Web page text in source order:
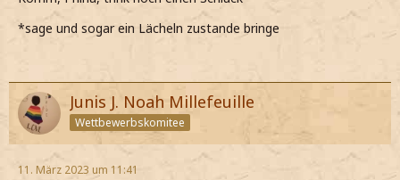
Spielchen zu machen *
*ihn wütend frage*
*mir Mühe geben einen klaren Kopf zu behalten*
*mich im ZS vor Ace verstecke* :D
*sage und sogar ein Lächeln zustande bringe
Junis J. Noah Millefeuille
Wettbewerbskomitee
11. März 2023 um 11:41